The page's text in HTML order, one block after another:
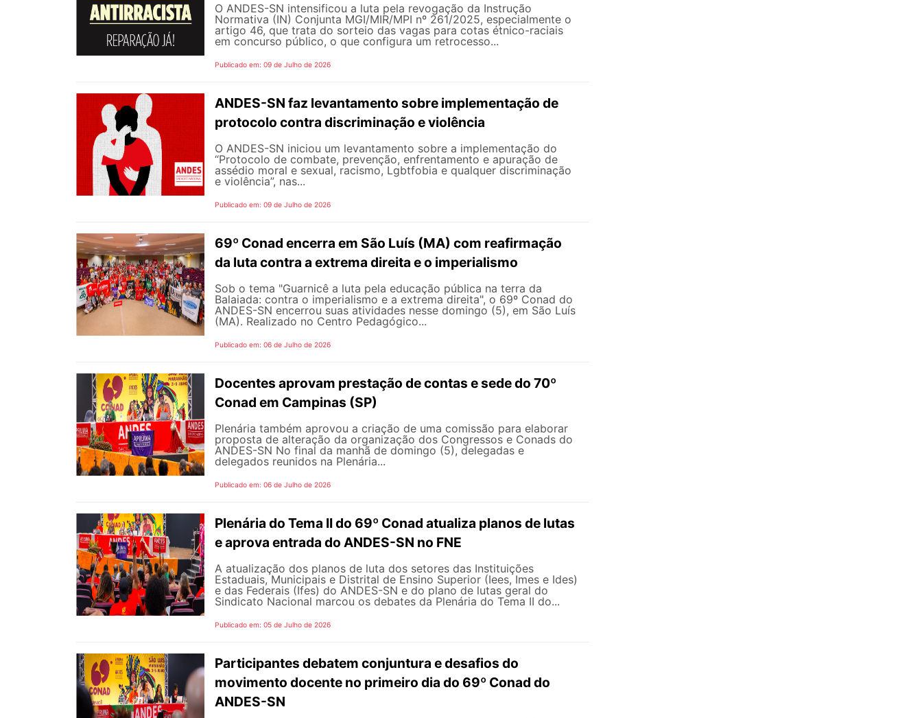
O ANDES-SN intensificou a luta pela revogação da Instrução
Normativa (IN) Conjunta MGI/MIR/MPI nº 261/2025, especialmente o
artigo 46, que trata do sorteio das vagas para cotas étnico-raciais
em concurso público, o que configura um retrocesso...
Publicado em: 09 de Julho de 2026
ANDES-SN faz levantamento sobre implementação de
protocolo contra discriminação e violência
O ANDES-SN iniciou um levantamento sobre a implementação do
“Protocolo de combate, prevenção, enfrentamento e apuração de
assédio moral e sexual, racismo, Lgbtfobia e qualquer discriminação
e violência”, nas...
Publicado em: 09 de Julho de 2026
69º Conad encerra em São Luís (MA) com reafirmação
da luta contra a extrema direita e o imperialismo
Sob o tema "Guarnicê a luta pela educação pública na terra da
Balaiada: contra o imperialismo e a extrema direita", o 69º Conad do
ANDES-SN encerrou suas atividades nesse domingo (5), em São Luís
(MA). Realizado no Centro Pedagógico...
Publicado em: 06 de Julho de 2026
Docentes aprovam prestação de contas e sede do 70º
Conad em Campinas (SP)
Plenária também aprovou a criação de uma comissão para elaborar
proposta de alteração da organização dos Congressos e Conads do
ANDES-SN No final da manhã de domingo (5), delegadas e
delegados reunidos na Plenária...
Publicado em: 06 de Julho de 2026
Plenária do Tema II do 69º Conad atualiza planos de lutas
e aprova entrada do ANDES-SN no FNE
A atualização dos planos de luta dos setores das Instituições
Estaduais, Municipais e Distrital de Ensino Superior (Iees, Imes e Ides)
e das Federais (Ifes) do ANDES-SN e do plano de lutas geral do
Sindicato Nacional marcou os debates da Plenária do Tema II do...
Publicado em: 05 de Julho de 2026
Participantes debatem conjuntura e desafios do
movimento docente no primeiro dia do 69º Conad do
ANDES-SN